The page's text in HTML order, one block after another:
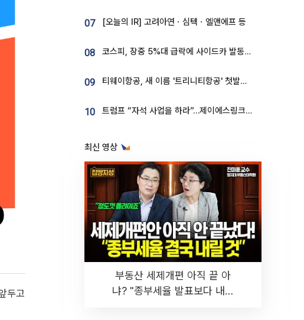
두고
07 [오늘의 IR] 고려아연ㆍ심텍ㆍ엘앤에프 등
08 코스피, 장중 5%대 급락에 사이드카 발동…삼성·SK 동반 폭락
09 티웨이항공, 새 이름 '트리니티항공' 첫발…SSC 전략 본격화
10 트럼프 “자석 사업을 하라”…제이에스링크, 비중국 영구자석 공급망 구축 속도
최신 영상
부동산 세제개편 아직 끝 아
냐? "종부세율 발표보다 내릴